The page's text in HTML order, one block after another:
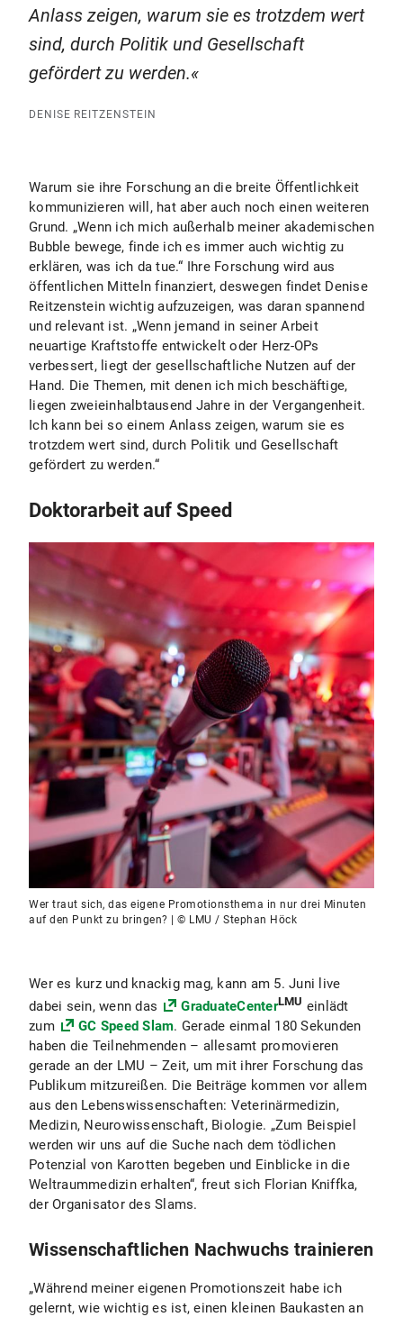
Anlass zeigen, warum sie es trotzdem wert
sind, durch Politik und Gesellschaft
gefördert zu werden.
DENISE REITZENSTEIN
Warum sie ihre Forschung an die breite Öffentlichkeit
kommunizieren will, hat aber auch noch einen weiteren
Grund. „Wenn ich mich außerhalb meiner akademischen
Bubble bewege, finde ich es immer auch wichtig zu
erklären, was ich da tue.“ Ihre Forschung wird aus
öffentlichen Mitteln finanziert, deswegen findet Denise
Reitzenstein wichtig aufzuzeigen, was daran spannend
und relevant ist. „Wenn jemand in seiner Arbeit
neuartige Kraftstoffe entwickelt oder Herz-OPs
verbessert, liegt der gesellschaftliche Nutzen auf der
Hand. Die Themen, mit denen ich mich beschäftige,
liegen zweieinhalbtausend Jahre in der Vergangenheit.
Ich kann bei so einem Anlass zeigen, warum sie es
trotzdem wert sind, durch Politik und Gesellschaft
gefördert zu werden.“
Doktorarbeit auf Speed
Wer traut sich, das eigene Promotionsthema in nur drei Minuten
auf den Punkt zu bringen? | © LMU / Stephan Höck
Wer es kurz und knackig mag, kann am 5. Juni live
dabei sein, wenn das
GraduateCenterLMU einlädt
zum
GC Speed Slam. Gerade einmal 180 Sekunden
haben die Teilnehmenden – allesamt promovieren
gerade an der LMU – Zeit, um mit ihrer Forschung das
Publikum mitzureißen. Die Beiträge kommen vor allem
aus den Lebenswissenschaften: Veterinärmedizin,
Medizin, Neurowissenschaft, Biologie. „Zum Beispiel
werden wir uns auf die Suche nach dem tödlichen
Potenzial von Karotten begeben und Einblicke in die
Weltraummedizin erhalten“, freut sich Florian Kniffka,
der Organisator des Slams.
Wissenschaftlichen Nachwuchs trainieren
„Während meiner eigenen Promotionszeit habe ich
gelernt, wie wichtig es ist, einen kleinen Baukasten an